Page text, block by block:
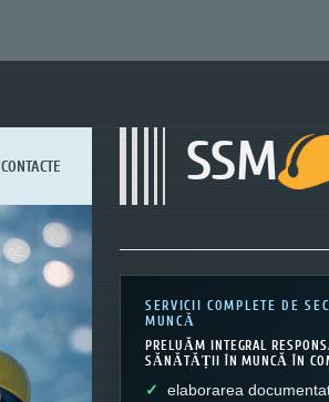
SSM
CONTACTE
SERVICII COMPLETE DE
MUNCĂ
PRELUĂM INTEGRAL
SĂNĂTĂȚII ÎN MUNCĂ ÎN
elaborarea